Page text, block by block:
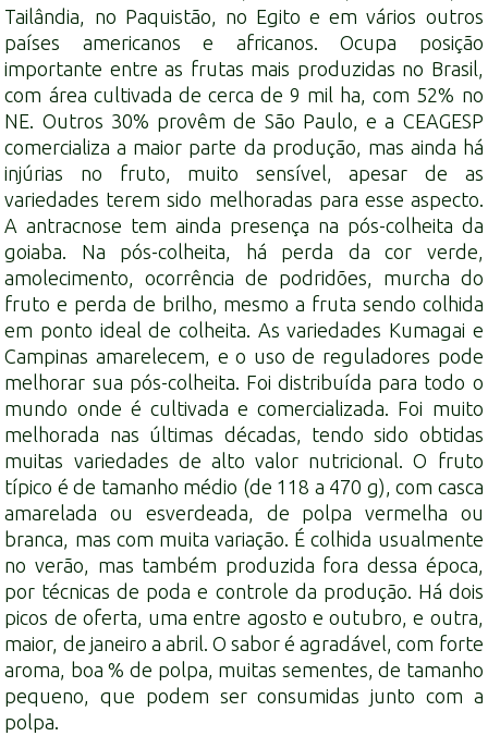
Tailândia, no Paquistão, no Egito e em vários outros
países americanos e africanos. Ocupa posição
importante entre as frutas mais produzidas no Brasil,
com área cultivada de cerca de 9 mil ha, com 52% no
NE. Outros 30% provêm de São Paulo, e a CEAGESP
comercializa a maior parte da produção, mas ainda há
injúrias no fruto, muito sensível, apesar de as
variedades terem sido melhoradas para esse aspecto.
A antracnose tem ainda presença na pós-colheita da
goiaba. Na pós-colheita, há perda da cor verde,
amolecimento, ocorrência de podridões, murcha do
fruto e perda de brilho, mesmo a fruta sendo colhida
em ponto ideal de colheita. As variedades Kumagai e
Campinas amarelecem, e o uso de reguladores pode
melhorar sua pós-colheita. Foi distribuída para todo o
mundo onde é cultivada e comercializada. Foi muito
melhorada nas últimas décadas, tendo sido obtidas
muitas variedades de alto valor nutricional. O fruto
típico é de tamanho médio (de 118 a 470 g), com casca
amarelada ou esverdeada, de polpa vermelha ou
branca, mas com muita variação. É colhida usualmente
no verão, mas também produzida fora dessa época,
por técnicas de poda e controle da produção. Há dois
picos de oferta, uma entre agosto e outubro, e outra,
maior, de janeiro a abril. O sabor é agradável, com forte
aroma, boa % de polpa, muitas sementes, de tamanho
pequeno, que podem ser consumidas junto com a
polpa.